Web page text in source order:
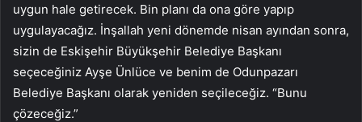
uygun hale getirecek. Bin planı da ona göre yapıp
uygulayacağız. İnşallah yeni dönemde nisan ayından sonra,
sizin de Eskişehir Büyükşehir Belediye Başkanı
seçeceğiniz Ayşe Ünlüce ve benim de Odunpazarı
Belediye Başkanı olarak yeniden seçileceğiz. “Bunu
çözeceğiz.”